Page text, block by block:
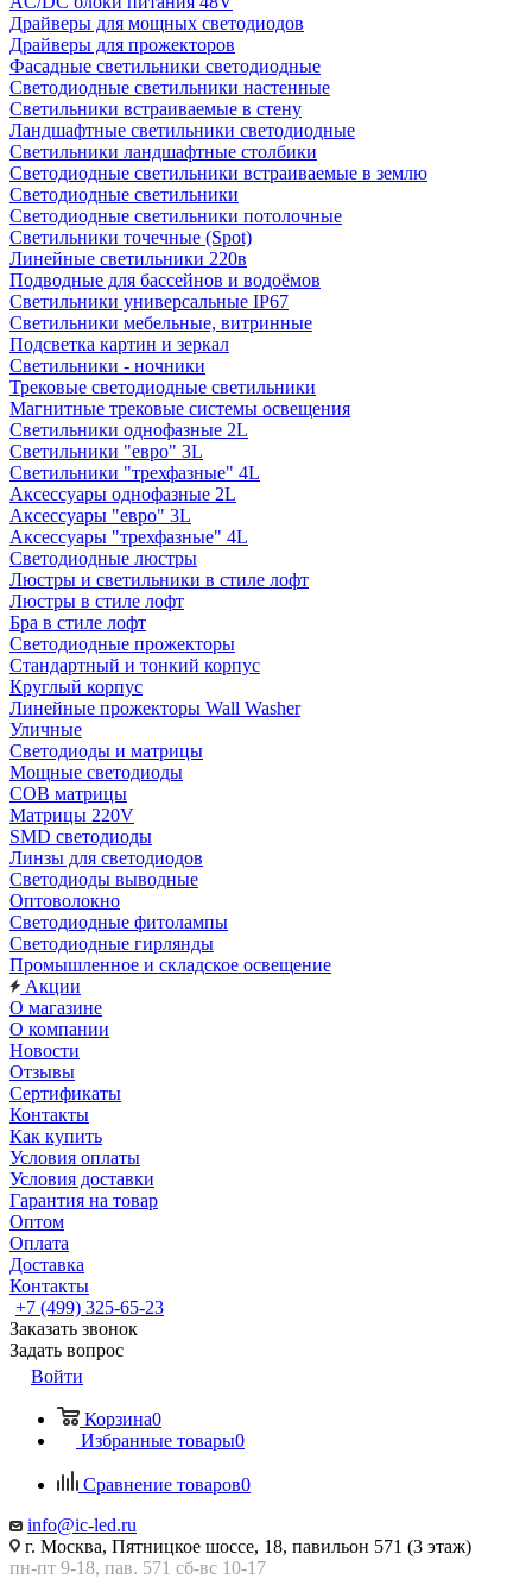
Драйверы для мощных светодиодов
Драйверы для прожекторов
Фасадные светильники светодиодные
Светодиодные светильники настенные
Светильники встраиваемые в стену
Ландшафтные светильники светодиодные
Светильники ландшафтные столбики
Светодиодные светильники встраиваемые в землю
Светодиодные светильники
Светодиодные светильники потолочные
Светильники точечные (Spot)
Линейные светильники 220в
Подводные для бассейнов и водоёмов
Светильники универсальные IP67
Светильники мебельные, витринные
Подсветка картин и зеркал
Светильники - ночники
Трековые светодиодные светильники
Магнитные трековые системы освещения
Светильники однофазные 2L
Светильники "евро" 3L
Светильники "трехфазные" 4L
Аксессуары однофазные 2L
Аксессуары "евро" 3L
Аксессуары "трехфазные" 4L
Светодиодные люстры
Люстры и светильники в стиле лофт
Люстры в стиле лофт
Бра в стиле лофт
Светодиодные прожекторы
Стандартный и тонкий корпус
Круглый корпус
Линейные прожекторы Wall Washer
Уличные
Светодиоды и матрицы
Мощные светодиоды
COB матрицы
Матрицы 220V
SMD светодиоды
Линзы для светодиодов
Светодиоды выводные
Оптоволокно
Светодиодные фитолампы
Светодиодные гирлянды
Промышленное и складское освещение
Акции
О магазине
О компании
Новости
Отзывы
Сертификаты
Контакты
Как купить
Условия оплаты
Условия доставки
Гарантия на товар
Оптом
Оплата
Доставка
Контакты
+7 (499) 325-65-23
Заказать звонок
Задать вопрос
Войти
Корзина0
Избранные товары0
Сравнение товаров0
info@ic-led.ru
г. Москва, Пятницкое шоссе, 18, павильон 571 (3 этаж)
пн-пт 9-18, пав. 571 сб-вс 10-17